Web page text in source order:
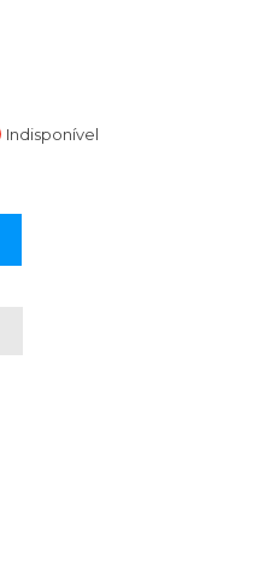
Indisponível